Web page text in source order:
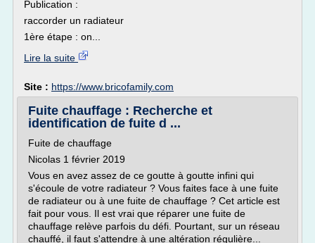
Publication :
raccorder un radiateur
1ère étape : on...
Lire la suite
Site : https://www.bricofamily.com
Fuite chauffage : Recherche et
identification de fuite d ...
Fuite de chauffage
Nicolas 1 février 2019
Vous en avez assez de ce goutte à goutte infini qui
s'écoule de votre radiateur ? Vous faites face à une fuite
de radiateur ou à une fuite de chauffage ? Cet article est
fait pour vous. Il est vrai que réparer une fuite de
chauffage relève parfois du défi. Pourtant, sur un réseau
chauffé, il faut s'attendre à une altération régulière...